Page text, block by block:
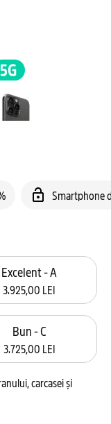
Smartphone
Excelent - A
3.925,00 LEI
Bun - C
3.725,00 LEI
carcasei și